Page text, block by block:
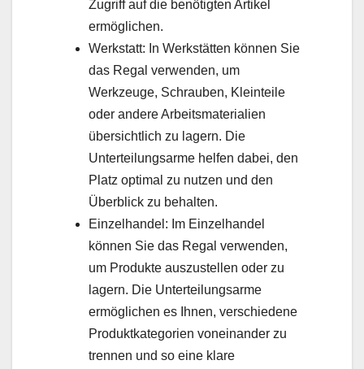
Zugriff auf die benötigten Artikel
ermöglichen.
Werkstatt: In Werkstätten können Sie
das Regal verwenden, um
Werkzeuge, Schrauben, Kleinteile
oder andere Arbeitsmaterialien
übersichtlich zu lagern. Die
Unterteilungsarme helfen dabei, den
Platz optimal zu nutzen und den
Überblick zu behalten.
Einzelhandel: Im Einzelhandel
können Sie das Regal verwenden,
um Produkte auszustellen oder zu
lagern. Die Unterteilungsarme
ermöglichen es Ihnen, verschiedene
Produktkategorien voneinander zu
trennen und so eine klare